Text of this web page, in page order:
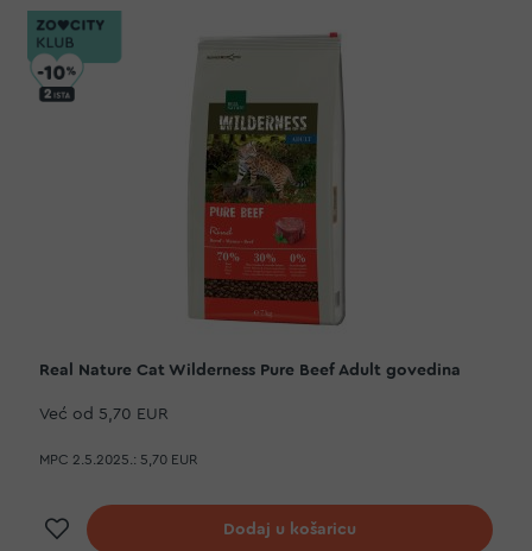
Real Nature Cat Wilderness Pure Beef Adult govedina
Već od 5,70 EUR
MPC 2.5.2025.: 5,70 EUR
Dodaj na listu želja
Dodaj u košaricu